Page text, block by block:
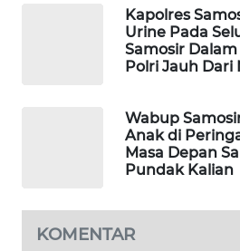
Kapolres
Urine Pada
Samosir
Polri Jauh Dari
Wabup
Anak di
Masa Depan
Pundak Kalian
KOMENTAR